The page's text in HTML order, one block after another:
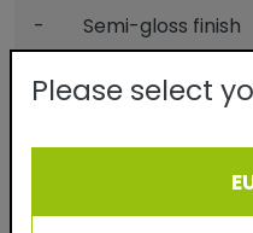
- Semi-gloss finish
- Virtually 100%
Please select